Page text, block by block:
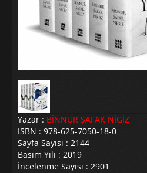
Yazar : BİNNUR ŞAFAK NİGİZ
ISBN : 978-625-7050-18-0
Sayfa Sayısı : 2144
Basım Yılı : 2019
İncelenme Sayısı : 2901